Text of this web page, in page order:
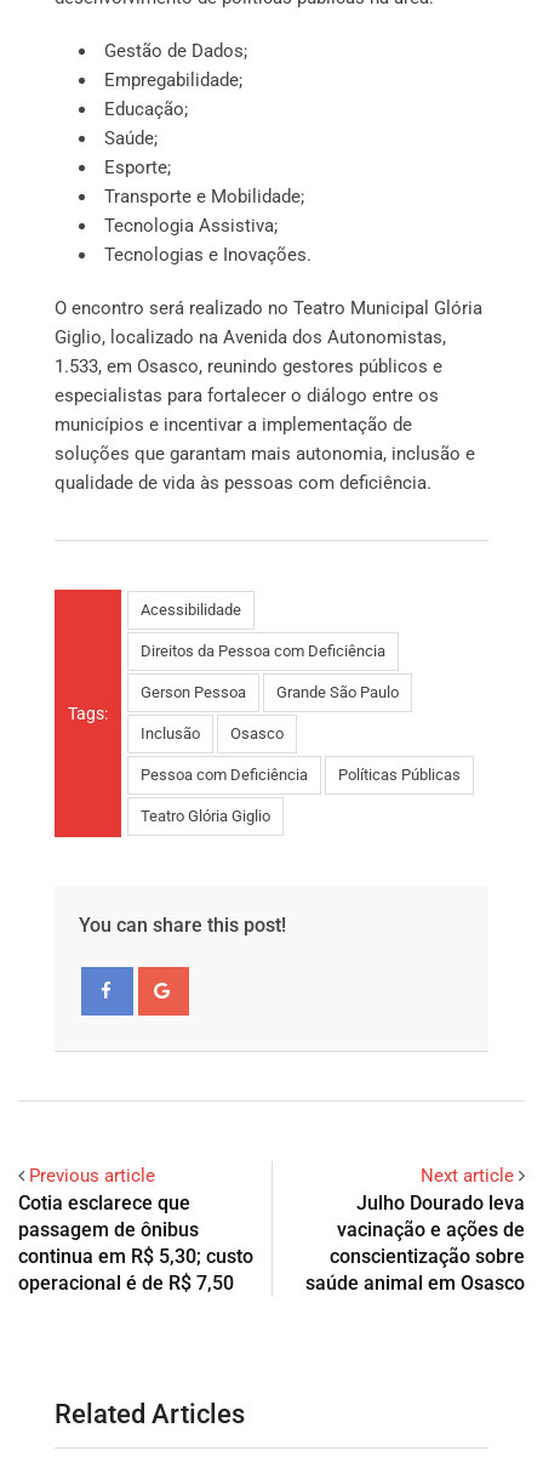
Gestão de Dados;
Empregabilidade;
Educação;
Saúde;
Esporte;
Transporte e Mobilidade;
Tecnologia Assistiva;
Tecnologias e Inovações.
O encontro será realizado no Teatro Municipal Glória
Giglio, localizado na Avenida dos Autonomistas,
1.533, em Osasco, reunindo gestores públicos e
especialistas para fortalecer o diálogo entre os
municípios e incentivar a implementação de
soluções que garantam mais autonomia, inclusão e
qualidade de vida às pessoas com deficiência.
Tags:
Acessibilidade
Direitos da Pessoa com Deficiência
Gerson Pessoa Grande São Paulo
Inclusão Osasco
Pessoa com Deficiência Políticas Públicas
Teatro Glória Giglio
You can share this post!
Previous article
Cotia esclarece que
passagem de ônibus
continua em R$ 5,30; custo
operacional é de R$ 7,50
Next article
Julho Dourado leva
vacinação e ações de
conscientização sobre
saúde animal em Osasco
Related Articles